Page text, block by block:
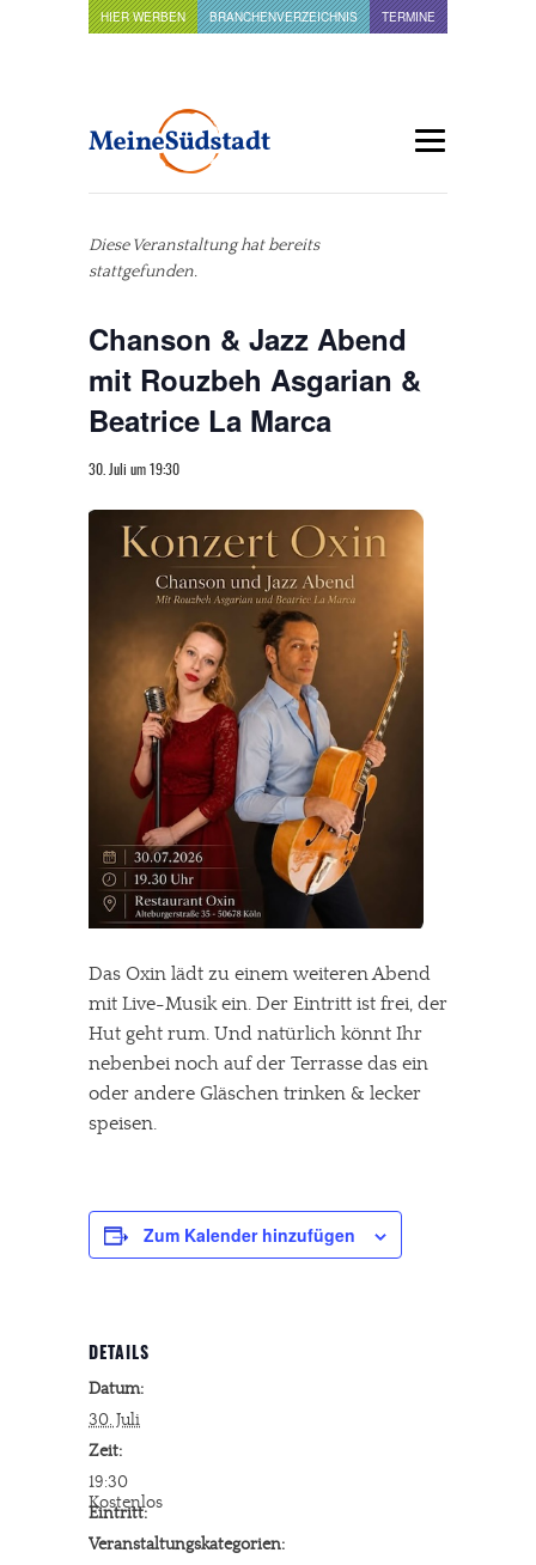
HIER WERBEN BRANCHENVERZEICHNIS TERMINE
Diese Veranstaltung hat bereits
stattgefunden.
Chanson & Jazz Abend
mit Rouzbeh Asgarian &
Beatrice La Marca
30. Juli um 19:30
Das Oxin lädt zu einem weiteren Abend
mit Live-Musik ein. Der Eintritt ist frei, der
Hut geht rum. Und natürlich könnt Ihr
nebenbei noch auf der Terrasse das ein
oder andere Gläschen trinken & lecker
speisen.
Zum Kalender hinzufügen
DETAILS
Datum:
30. Juli
Zeit:
19:30
Eintritt:
Kostenlos
Veranstaltungskategorien: